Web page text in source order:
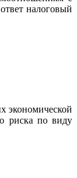
налоговый
экономической
риска по виду